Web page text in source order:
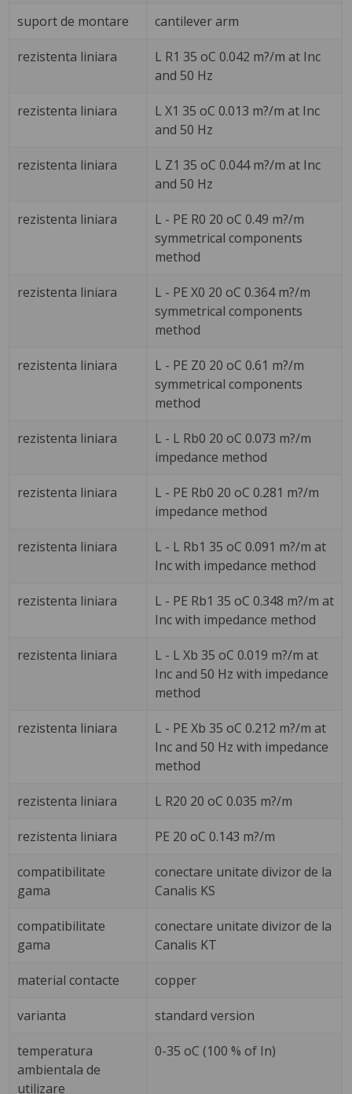
suport de montare cantilever arm
rezistenta liniara
L R1 35 oC 0.042 m?/m at Inc
and 50 Hz
rezistenta liniara
L X1 35 oC 0.013 m?/m at Inc
and 50 Hz
rezistenta liniara
L Z1 35 oC 0.044 m?/m at Inc
and 50 Hz
rezistenta liniara
L - PE R0 20 oC 0.49 m?/m
symmetrical components
method
rezistenta liniara
L - PE X0 20 oC 0.364 m?/m
symmetrical components
method
rezistenta liniara
L - PE Z0 20 oC 0.61 m?/m
symmetrical components
method
rezistenta liniara
L - L Rb0 20 oC 0.073 m?/m
impedance method
rezistenta liniara
L - PE Rb0 20 oC 0.281 m?/m
impedance method
rezistenta liniara
L - L Rb1 35 oC 0.091 m?/m at
Inc with impedance method
rezistenta liniara
L - PE Rb1 35 oC 0.348 m?/m at
Inc with impedance method
rezistenta liniara
L - L Xb 35 oC 0.019 m?/m at
Inc and 50 Hz with impedance
method
rezistenta liniara
L - PE Xb 35 oC 0.212 m?/m at
Inc and 50 Hz with impedance
method
rezistenta liniara L R20 20 oC 0.035 m?/m
rezistenta liniara PE 20 oC 0.143 m?/m
compatibilitate
gama
conectare unitate divizor de la
Canalis KS
compatibilitate
gama
conectare unitate divizor de la
Canalis KT
material contacte copper
varianta standard version
temperatura
ambientala de
utilizare
0-35 oC (100 % of In)